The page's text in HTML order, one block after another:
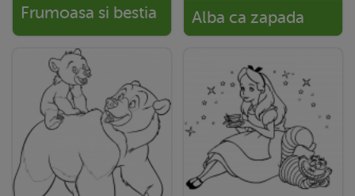
Frumoasa si bestia Alba ca zapada